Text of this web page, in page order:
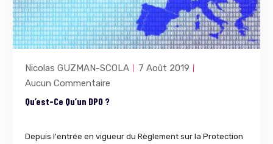
Nicolas GUZMAN-SCOLA
7 Août 2019
Aucun Commentaire
Qu’est-Ce Qu’un DPO ?
Depuis l'entrée en vigueur du Règlement sur la Protection